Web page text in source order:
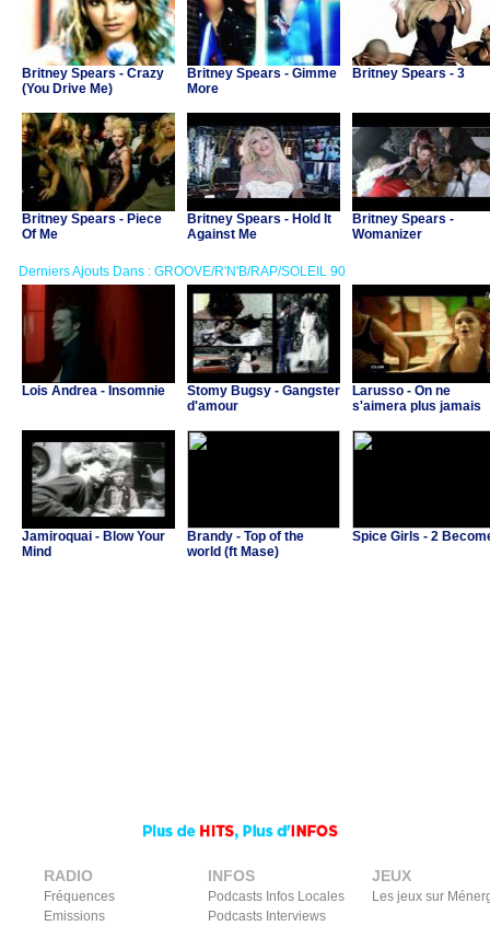
Britney Spears - Crazy
(You Drive Me)
Britney Spears - Gimme
More
Britney Spears - 3
Britney Spears - Piece
Of Me
Britney Spears - Hold It
Against Me
Britney Spears -
Womanizer
Derniers Ajouts Dans : GROOVE/R'N'B/RAP/SOLEIL 90
Lois Andrea - Insomnie
Stomy Bugsy - Gangster
d'amour
Larusso - On ne
s'aimera plus jamais
Jamiroquai - Blow Your
Mind
Brandy - Top of the
world (ft Mase)
Spice Girls - 2
RADIO
Fréquences
Emissions
INFOS
Podcasts Infos Locales
Podcasts Interviews
JEUX
Les jeux sur